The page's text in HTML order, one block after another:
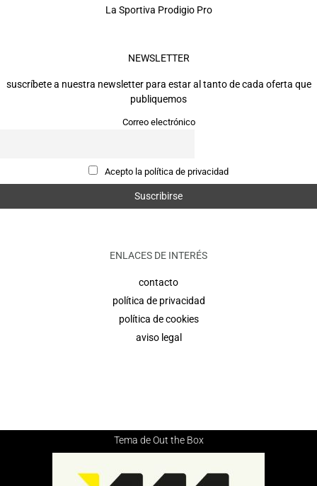
La Sportiva Prodigio Pro
NEWSLETTER
suscríbete a nuestra newsletter para estar al tanto de cada oferta que
publiquemos
Correo electrónico
Acepto la política de privacidad
ENLACES DE INTERÉS
contacto
política de privacidad
política de cookies
aviso legal
Tema deOut the Box